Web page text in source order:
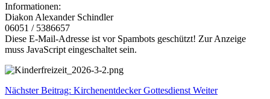
Informationen:
Diakon Alexander Schindler
06051 / 5386657
Diese E-Mail-Adresse ist vor Spambots geschützt! Zur Anzeige
muss JavaScript eingeschaltet sein.
Nächster Beitrag: Kirchenentdecker Gottesdienst Weiter